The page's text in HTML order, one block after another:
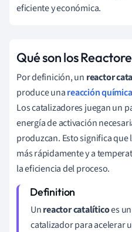
eficiente y económica.
Qué son los
Por definición, un reactor
produce unareacción química
Los catalizadores juegan un
energía de activación
produzcan. Esto significa
más rápidamente y a
la eficiencia del proceso.
Unreactor catalíticoes
catalizador para acelerar